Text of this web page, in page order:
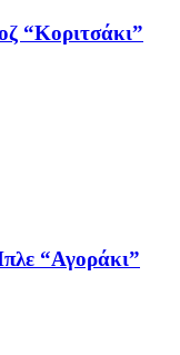
“Κοριτσάκι”
“Αγοράκι”